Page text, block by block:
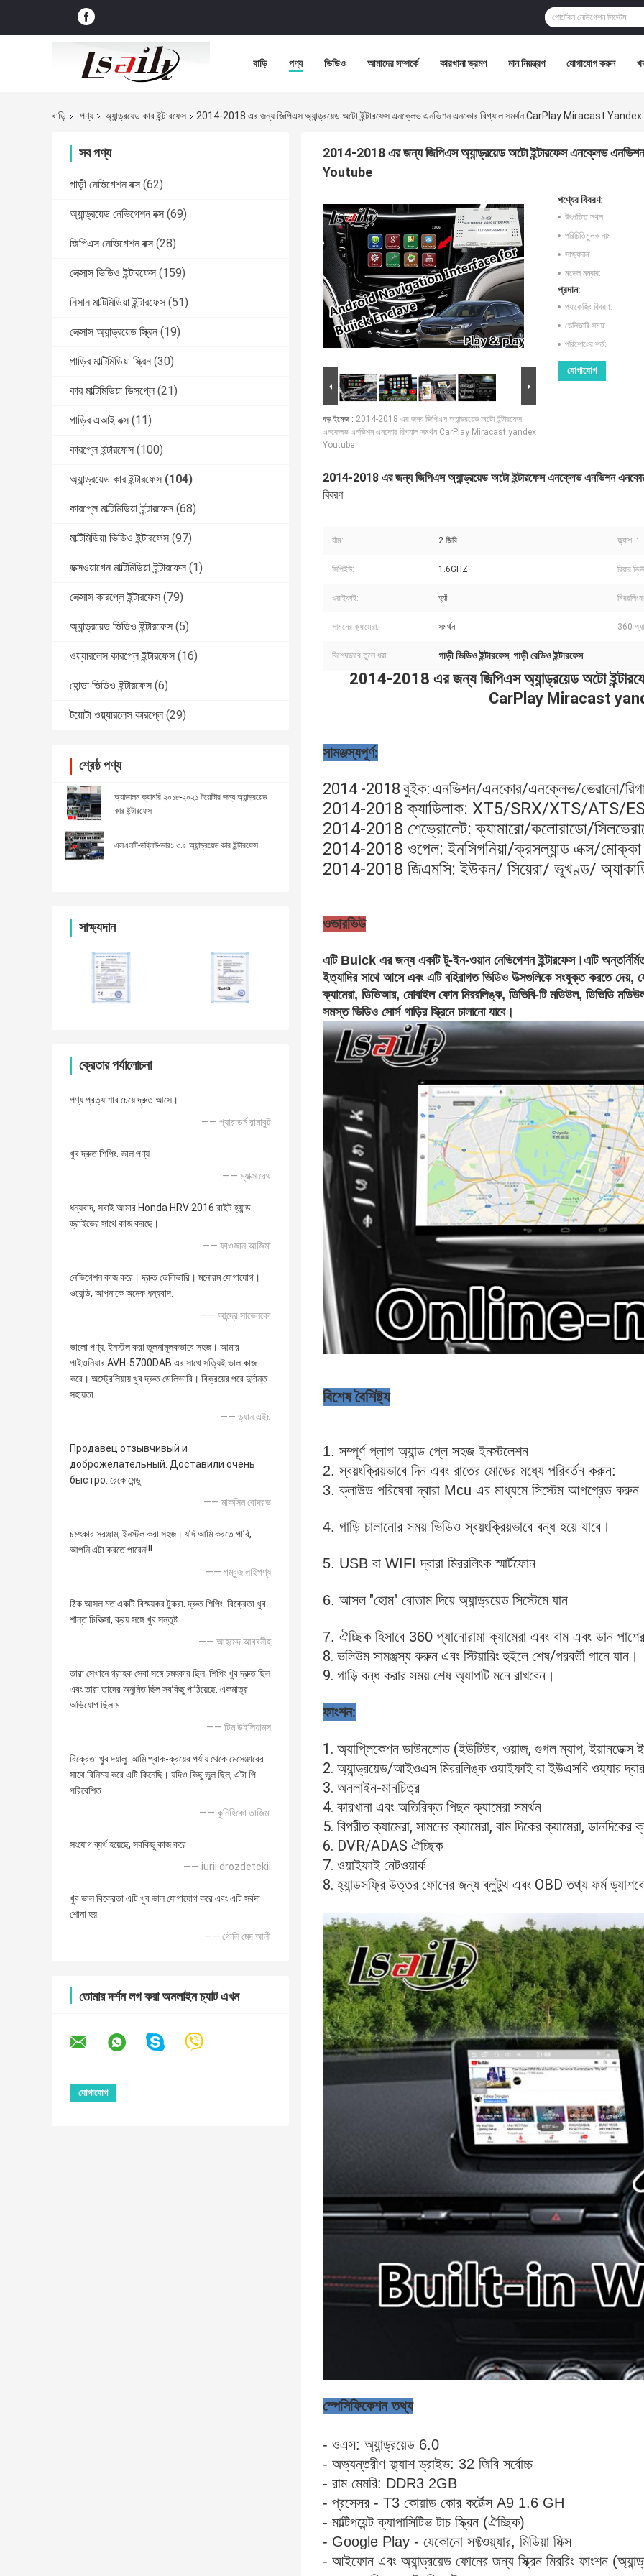
বাড়ি পণ্য ভিডিও আমাদের সম্পর্কে কারখানা ভ্রমণ মান নিয়ন্ত্রণ যোগাযোগ করুন
বাড়ি পণ্য অ্যান্ড্রয়েড কার ইন্টারফেস 2014-2018 এর জন্য জিপিএস অ্যান্ড্রয়েড অটো ইন্টারফেস এনক্লেভ এনভিশন এনকোর রিগ্যাল সমর্থন CarPlay Miracast
সব পণ্য
গাড়ী নেভিগেশন বক্স (62)
অ্যান্ড্রয়েড নেভিগেশন বক্স (69)
জিপিএস নেভিগেশন বক্স (28)
লেক্সাস ভিডিও ইন্টারফেস (159)
নিসান মাল্টিমিডিয়া ইন্টারফেস (51)
লেক্সাস অ্যান্ড্রয়েড স্ক্রিন (19)
গাড়ির মাল্টিমিডিয়া স্ক্রিন (30)
কার মাল্টিমিডিয়া ডিসপ্লে (21)
গাড়ির এআই বক্স (11)
কারপ্লে ইন্টারফেস (100)
অ্যান্ড্রয়েড কার ইন্টারফেস (104)
কারপ্লে মাল্টিমিডিয়া ইন্টারফেস (68)
মাল্টিমিডিয়া ভিডিও ইন্টারফেস (97)
ভক্সওয়াগেন মাল্টিমিডিয়া ইন্টারফেস (1)
লেক্সাস কারপ্লে ইন্টারফেস (79)
অ্যান্ড্রয়েড ভিডিও ইন্টারফেস (5)
ওয়্যারলেস কারপ্লে ইন্টারফেস (16)
হোন্ডা ভিডিও ইন্টারফেস (6)
টয়োটা ওয়্যারলেস কারপ্লে (29)
শ্রেষ্ঠ পণ্য
অ্যাভালন ক্যামরি ২০১৮-২০২১ টয়োটার জন্য অ্যান্ড্রয়েড
কার ইন্টারফেস
এলএলটি-ডব্লিউ-ভার১.৩.৫ অ্যান্ড্রয়েড কার ইন্টারফেস
সাক্ষ্যদান
ক্রেতার পর্যালোচনা
পণ্য প্রত্যাশার চেয়ে দ্রুত আসে।
—— প্যারাডর্ন রামাবুট
খুব দ্রুত শিপিং. ভাল পণ্য
—— ম্যাক্স রেথ
ধন্যবাদ, সবাই আমার Honda HRV 2016 রাইট হ্যান্ড
ড্রাইভের সাথে কাজ করছে।
—— ফাওজান আজিমা
নেভিগেশন কাজ করে। দ্রুত ডেলিভারি। মনোরম যোগাযোগ।
ওয়েন্ডি, আপনাকে অনেক ধন্যবাদ.
—— আন্দ্রে সাভেনকো
ভালো পণ্য. ইনস্টল করা তুলনামূলকভাবে সহজ। আমার
পাইওনিয়ার AVH-5700DAB এর সাথে সত্যিই ভাল কাজ
করে। অস্ট্রেলিয়ায় খুব দ্রুত ডেলিভারি। বিক্রয়ের পরে দুর্দান্ত
সহায়তা
—— ড্যান এইচ
Продавец отзывчивый и
доброжелательный. Доставили очень
быстро. রেকোমেন্ডু
—— মাকসিম বোদরভ
চমৎকার সরঞ্জাম, ইনস্টল করা সহজ। যদি আমি করতে পারি,
আপনি এটা করতে পারেন!!!
—— গম্বুজ লাইপণ্য
ঠিক আসল মত একটি বিস্ময়কর টুকরা. দ্রুত শিপিং. বিক্রেতা খুব
শান্ত চিকিত্সা, ক্রয় সঙ্গে খুব সন্তুষ্ট
—— আহমেদ আববনীহ
তারা সেখানে গ্রাহক সেবা সঙ্গে চমৎকার ছিল. শিপিং খুব দ্রুত ছিল
এবং তারা তাদের অনুমিত ছিল সবকিছু পাঠিয়েছে. একমাত্র
অভিযোগ ছিল ম
—— টিম উইলিয়ামস
বিক্রেতা খুব দয়ালু. আমি প্রাক-ক্রয়ের পর্যায় থেকে মেসেঞ্জারের
সাথে বিনিময় করে এটি কিনেছি। যদিও কিছু ভুল ছিল, এটা পি
পরিবেশিত
—— কুনিহিকো তাজিমা
সংযোগ ব্যর্থ হয়েছে, সবকিছু কাজ করে
—— iurii drozdetckii
খুব ভাল বিক্রেতা এটি খুব ভাল যোগাযোগ করে এবং এটি সর্বদা
শোনা হয়
—— গৌলি মেদ আলী
তোমার দর্শন লগ করা অনলাইন চ্যাট এখন
2014-2018 এর জন্য জিপিএস অ্যান্ড্রয়েড অটো ইন্টারফেস এনক্লেভ
Youtube
বড় ইমেজ : 2014-2018 এর জন্য জিপিএস অ্যান্ড্রয়েড অটো ইন্টারফেস
এনক্লেভ এনভিশন এনকোর রিগ্যাল সমর্থন CarPlay Miracast yandex
Youtube
পণ্যের বিবরণ:
উৎপত্তি স্থল:
পরিচিতিমুলক নাম:
সাক্ষ্যদান:
মডেল নম্বার:
প্রদান:
প্যাকেজিং বিবরণ:
ডেলিভারি সময়:
পরিশোধের শর্ত:
যোগাযোগ
2014-2018 এর জন্য জিপিএস অ্যান্ড্রয়েড অটো ইন্টারফেস এনক্লেভ এনভিশন
বিবরণ
র্যাম: 2 জিবি ফ্ল্যাশ ::
সিপিইউ: 1.6GHZ রিয়ার
ওয়াইফাই: হ্যাঁ
সামনের ক্যামেরা: সমর্থন 360
বিশেষভাবে তুলে ধরা: গাড়ী ভিডিও ইন্টারফেস, গাড়ী রেডিও ইন্টারফেস
2014-2018 এর জন্য জিপিএস অ্যান্ড্রয়েড অটো
CarPlay Miracast
সামঞ্জস্যপূর্ণ:
2014 -2018 বুইক: এনভিশন/এনকোর/এনক্লেভ/ভেরানো/
2014-2018 ক্যাডিলাক: XT5/SRX/XTS/ATS/
2014-2018 শেভ্রোলেট: ক্যামারো/কলোরাডো/
2014-2018 ওপেল: ইনসিগনিয়া/ক্রসল্যান্ড এক্স/মোক্কা
2014-2018 জিএমসি: ইউকন/ সিয়েরা/ ভূখণ্ড/
ওভারভিউ
এটি Buick এর জন্য একটি টু-ইন-ওয়ান নেভিগেশন ইন্টারফেস।এটি
ইত্যাদির সাথে আসে এবং এটি বহিরাগত ভিডিও উত্সগুলিকে সংযুক্ত করতে দেয়,
ক্যামেরা, ডিভিআর, মোবাইল ফোন মিররলিঙ্ক, ডিভিবি-টি মডিউল, ডিভিডি
সমস্ত ভিডিও সোর্স গাড়ির স্ক্রিনে চালানো যাবে।
বিশেষ বৈশিষ্ট্য
1. সম্পূর্ণ প্লাগ অ্যান্ড প্লে সহজ ইনস্টলেশন
2. স্বয়ংক্রিয়ভাবে দিন এবং রাতের মোডের মধ্যে পরিবর্তন করুন:
3. ক্লাউড পরিষেবা দ্বারা Mcu এর মাধ্যমে সিস্টেম আপগ্রেড
4. গাড়ি চালানোর সময় ভিডিও স্বয়ংক্রিয়ভাবে বন্ধ হয়ে যাবে।
5. USB বা WIFI দ্বারা মিররলিংক স্মার্টফোন
6. আসল "হোম" বোতাম দিয়ে অ্যান্ড্রয়েড সিস্টেমে যান
7. ঐচ্ছিক হিসাবে 360 প্যানোরামা ক্যামেরা এবং বাম এবং ডান
8. ভলিউম সামঞ্জস্য করুন এবং স্টিয়ারিং হুইলে শেষ/পরবর্তী গানে যান।
9. গাড়ি বন্ধ করার সময় শেষ অ্যাপটি মনে রাখবেন।
ফাংশন:
1. অ্যাপ্লিকেশন ডাউনলোড (ইউটিউব, ওয়াজ, গুগল ম্যাপ, ইয়ানডেক্স
2. অ্যান্ড্রয়েড/আইওএস মিররলিঙ্ক ওয়াইফাই বা ইউএসবি ওয়্যার
3. অনলাইন-মানচিত্র
4. কারখানা এবং অতিরিক্ত পিছন ক্যামেরা সমর্থন
5. বিপরীত ক্যামেরা, সামনের ক্যামেরা, বাম দিকের ক্যামেরা, ডানদিকের
6. DVR/ADAS ঐচ্ছিক
7. ওয়াইফাই নেটওয়ার্ক
8. হ্যান্ডসফ্রি উত্তর ফোনের জন্য ব্লুটুথ এবং OBD তথ্য ফর্ম
স্পেসিফিকেশন তথ্য
- ওএস: অ্যান্ড্রয়েড 6.0
- অভ্যন্তরীণ ফ্ল্যাশ ড্রাইভ: 32 জিবি সর্বোচ্চ
- রাম মেমরি: DDR3 2GB
- প্রসেসর - T3 কোয়াড কোর কর্টেক্স A9 1.6 GH
- মাল্টিপয়েন্ট ক্যাপাসিটিভ টাচ স্ক্রিন (ঐচ্ছিক)
- Google Play - যেকোনো সফ্টওয়্যার, মিডিয়া মিক্স
- আইফোন এবং অ্যান্ড্রয়েড ফোনের জন্য স্ক্রিন মিররিং ফাংশন